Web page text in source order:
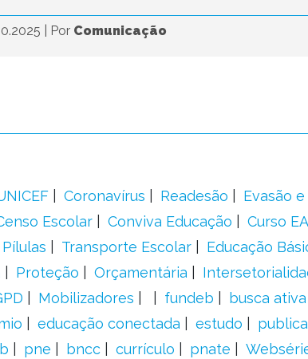
Por Comunicação
Coronavírus Readesão Evasão
Escolar Conviva Educação Curso
Transporte Escolar Educação
Proteção Orçamentária
Mobilizadores fundeb busca
educação conectada estudo
pne bncc currículo pnate